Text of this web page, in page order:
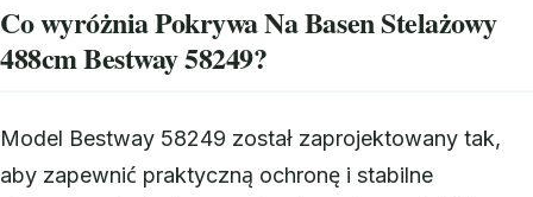
Co wyróżnia Pokrywa Na Basen Stelażowy
488cm Bestway 58249?
Model Bestway 58249 został zaprojektowany tak,
aby zapewnić praktyczną ochronę i stabilne